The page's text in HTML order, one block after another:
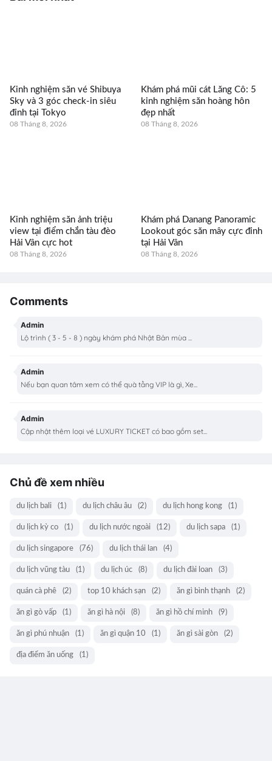
Kinh nghiệm săn vé Shibuya
Sky và 3 góc check-in siêu
đỉnh tại Tokyo
08 Tháng 8, 2026
Khám phá mũi cát Lăng Cô: 5
kinh nghiệm săn hoàng hôn
đẹp nhất
08 Tháng 8, 2026
Kinh nghiệm săn ảnh triệu
view tại điểm chắn tàu đèo
Hải Vân cực hot
08 Tháng 8, 2026
Khám phá Danang Panoramic
Lookout góc săn mây cực đỉnh
tại Hải Vân
08 Tháng 8, 2026
Comments
Admin
Lộ trình ( 3 - 5 - 8 ) ngày khám phá Nhật Bản mùa ...
Admin
Nếu bạn quan tâm xem có thể quà tằng VIP là gì, Xe...
Admin
Cập nhật thêm loại vé LUXURY TICKET có bao gồm set...
Chủ đề xem nhiều
du lịch bali (1) du lịch châu âu (2) du lịch hong kong (1)
du lịch kỳ co (1) du lịch nước ngoài (12) du lịch sapa (1)
du lịch singapore (76) du lịch thái lan (4)
du lịch vũng tàu (1) du lịch úc (8) du lịch đài loan (3)
quán cà phê (2) top 10 khách sạn (2) ăn gì bình thạnh (2)
ăn gì gò vấp (1) ăn gì hà nội (8) ăn gì hồ chí minh (9)
ăn gì phú nhuận (1) ăn gì quận 10 (1) ăn gì sài gòn (2)
địa điểm ăn uống (1)